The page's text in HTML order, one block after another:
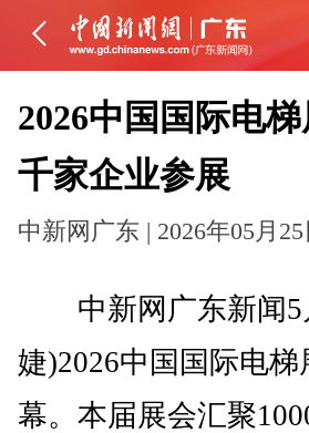
2026中国国际电
千家企业参展
中新网广东 | 2026年05月
中新网广东新闻5
婕)2026中国国际电
幕。本届展会汇聚